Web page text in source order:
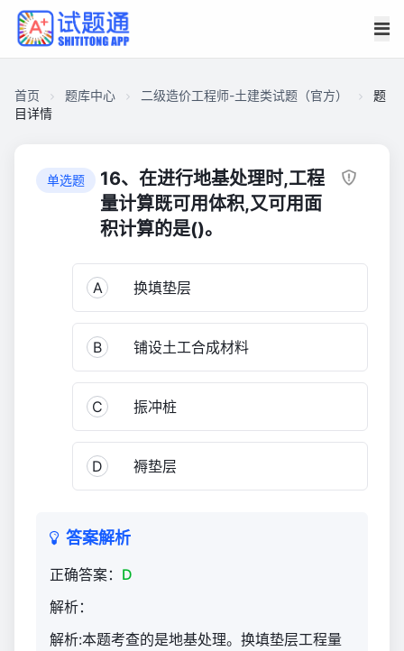
首页 题库中心 二级造价工程师-土建类试题（官方）
题
目详情
单选题
16、在进行地基处理时,工程
量计算既可用体积,又可用面
积计算的是()。
A 换填垫层
B 铺设土工合成材料
C 振冲桩
D 褥垫层
答案解析
正确答案： D
解析：
解析:本题考查的是地基处理。换填垫层工程量